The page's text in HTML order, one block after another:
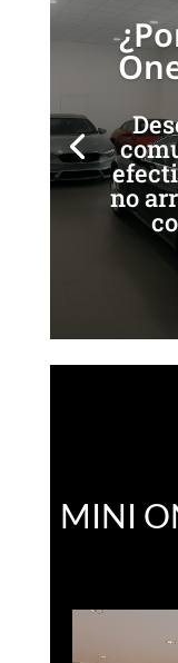
no
MINI